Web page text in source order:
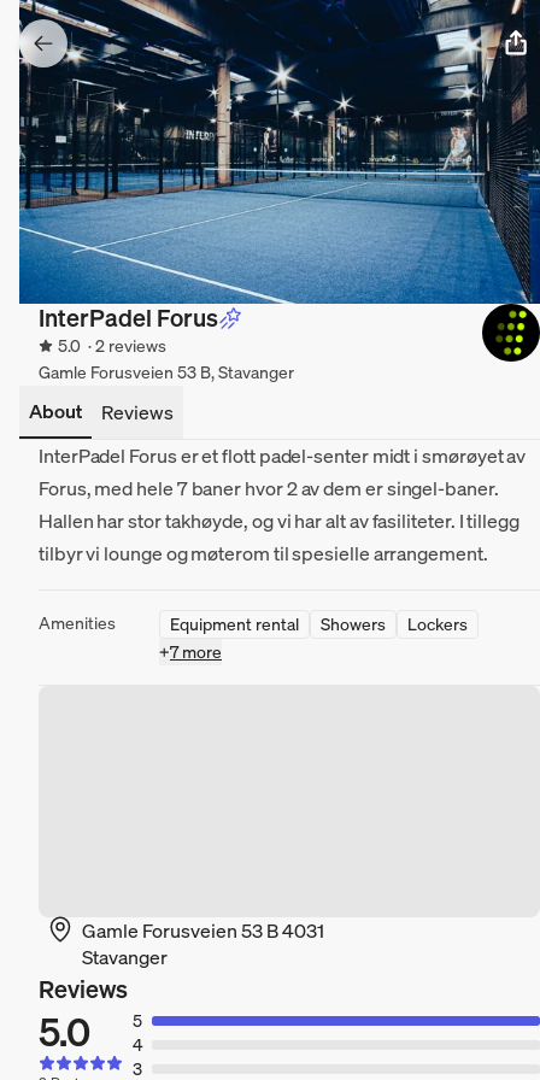
InterPadel Forus
5.0 · 2 reviews
Gamle Forusveien 53 B, Stavanger
About
Reviews
InterPadel Forus er et flott padel-senter midt i smørøyet av
Forus, med hele 7 baner hvor 2 av dem er singel-baner.
Hallen har stor takhøyde, og vi har alt av fasiliteter. I tillegg
tilbyr vi lounge og møterom til spesielle arrangement.
Amenities Equipment rental Showers
Lockers
+7 more
Gamle Forusveien 53 B 4031
Stavanger
Reviews
5.0
5
4
3